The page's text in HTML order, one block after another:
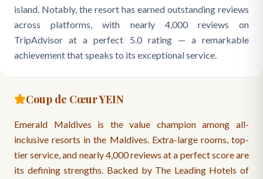
island. Notably, the resort has earned outstanding reviews
across platforms, with nearly 4,000 reviews on
TripAdvisor at a perfect 5.0 rating — a remarkable
achievement that speaks to its exceptional service.
Coup de Cœur YEIN
Emerald Maldives is the value champion among all-
inclusive resorts in the Maldives. Extra-large rooms, top-
tier service, and nearly 4,000 reviews at a perfect score are
its defining strengths. Backed by The Leading Hotels of